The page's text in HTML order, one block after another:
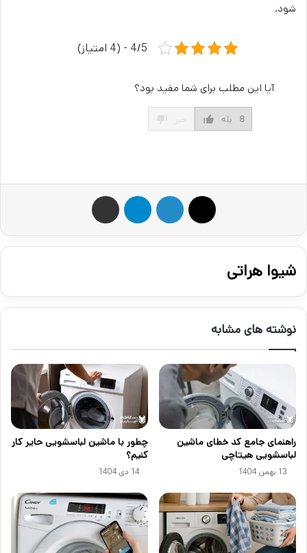
شود.
4/5 - (4 امتیاز)
آیا این مطلب برای شما مفید بود؟
بله 8
لینکدین تلگرام
شیوا هراتی
نوشته های مشابه
راهنمای جامع کد خطای ماشین
لباسشویی هیتاچی
13 بهمن 1404
چطور با ماشین لباسشویی حایر کار
کنیم؟
14 دی 1404